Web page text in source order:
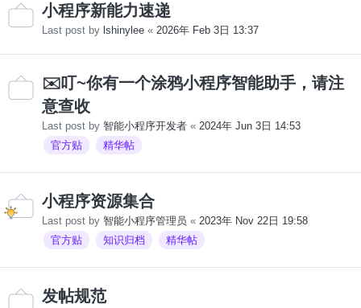
小程序新能力速递
Last post by lshinylee « 2026年 Feb 3日 13:37
✉️叮~你有一个涂鸦小程序智能助手，请注
意查收
Last post by 智能小程序开发者 « 2024年 Jun 3日 14:53
官方贴
精华帖
小程序资源集合
Last post by 智能小程序管理员 « 2023年 Nov 22日 19:58
官方贴
知识归档 精华帖
发帖规范